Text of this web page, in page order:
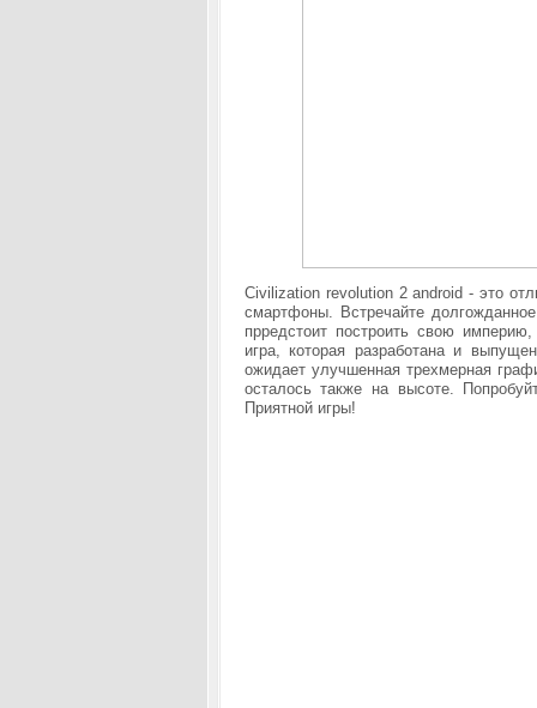
Civilization revolution 2 android - это
смартфоны. Встречайте
прредстоит построить свою
игра, которая разработана и
ожидает улучшенная трехмерная
осталось также на высоте.
Приятной игры!